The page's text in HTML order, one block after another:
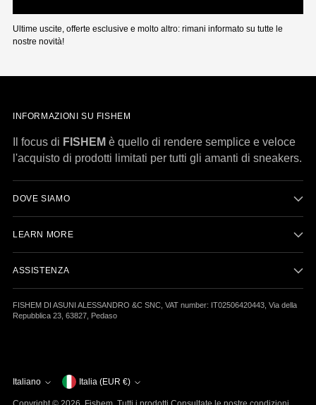
Ultime uscite, offerte esclusive e molto altro: rimani informato su tutte le
nostre novità!
INFORMAZIONI SU FISHEM
Il focus di FISHEM è quello di rendere semplice e veloce
l'acquisto di prodotti limitati per tutti gli amanti di sneakers.
DOVE SIAMO
LEARN MORE
ASSISTENZA
FISHEM DI ASUNI ALESSANDRO &C SNC, VAT number: IT02506420443, Via della
Repubblica 23, 63827, Pedaso
Lingua
Italiano Valuta Italia (EUR €)